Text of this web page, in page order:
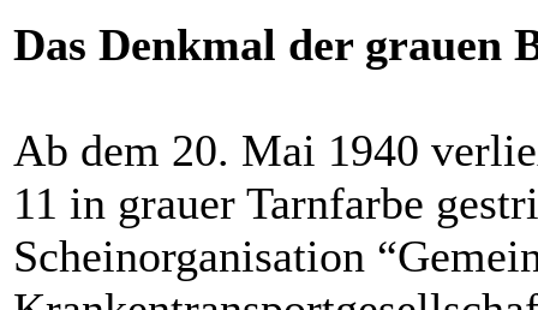
Das Denkmal der grauen
Ab dem 20. Mai 1940
11 in grauer Tarnfarbe
Scheinorganisation